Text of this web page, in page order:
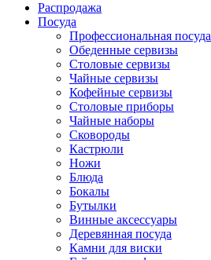
Распродажа
Посуда
Профессиональная посуда
Обеденные сервизы
Столовые сервизы
Чайные сервизы
Кофейные сервизы
Столовые приборы
Чайные наборы
Сковороды
Кастрюли
Ножи
Блюда
Бокалы
Бутылки
Винные аксессуары
Деревянная посуда
Камни для виски